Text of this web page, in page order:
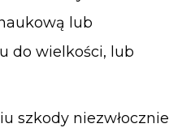
lub
do wielkości, lub
szkody niezwłocznie